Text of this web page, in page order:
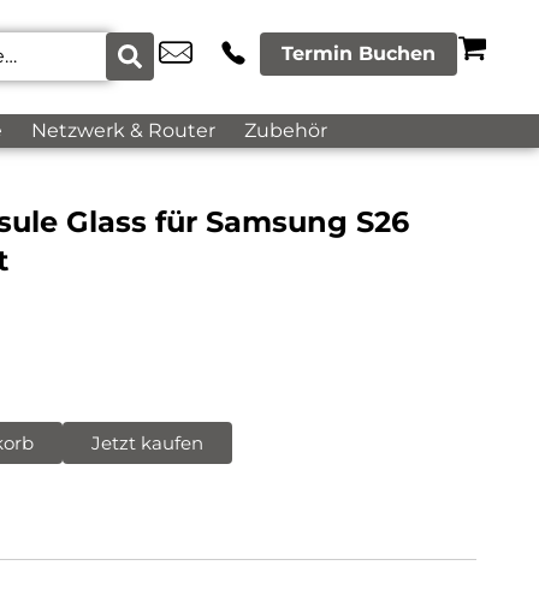
Termin Buchen
Netzwerk & Router Zubehör
Glass für Samsung S26
Jetzt kaufen